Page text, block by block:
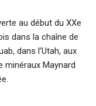
au début du XXe
dans la chaîne de
dans l’Utah, aux
minéraux Maynard